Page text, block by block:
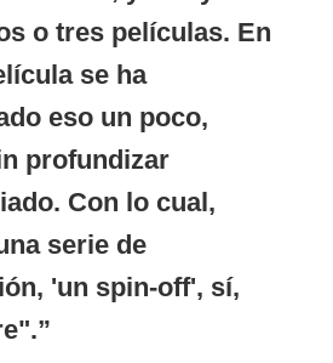
o tres películas. En
se ha
eso un poco,
profundizar
Con lo cual,
serie de
'un spin-off', sí,